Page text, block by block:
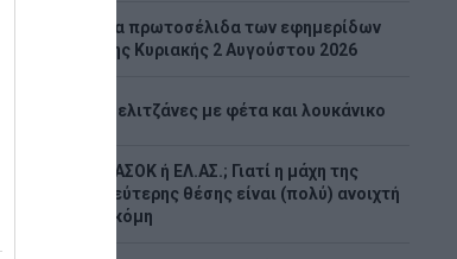
Tα πρωτοσέλιδα των εφημερίδων
της Κυριακής 2 Αυγούστου 2026
Μελιτζάνες με φέτα και λουκάνικο
ΠΑΣΟΚ ή ΕΛ.ΑΣ.; Γιατί η μάχη της
δεύτερης θέσης είναι (πολύ) ανοιχτή
ακόμη